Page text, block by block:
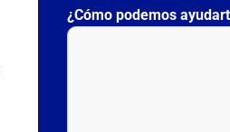
o
r
¿Cómo podemos